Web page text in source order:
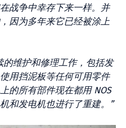
战争中幸存下来一样。并
因为多年来它已经被涂上
的维护和修理工作，包括发
用挡泥板等任何可用零件
的所有部件现在都用 NOS
和发电机也进行了重建。”